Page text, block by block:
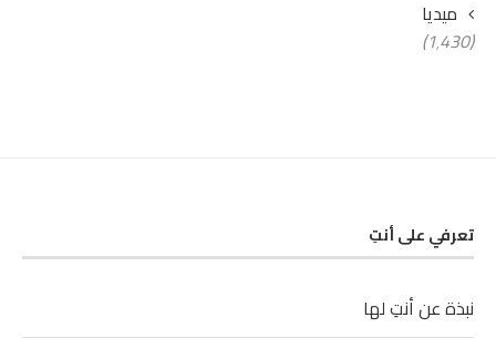
ميديا
(1٬430)
تعرفي على أنتِ
نبذة عن أنتِ لها